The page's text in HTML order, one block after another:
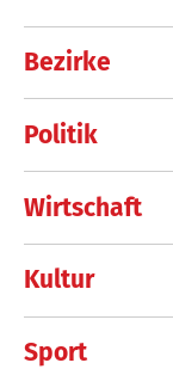
Bezirke
Politik
Wirtschaft
Kultur
Sport